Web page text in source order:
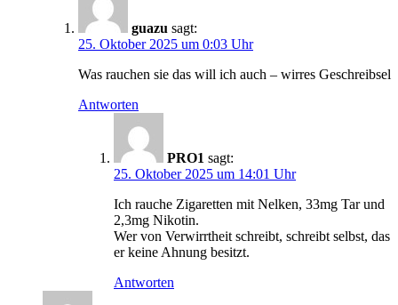
guazu sagt:
25. Oktober 2025 um 0:03 Uhr
Was rauchen sie das will ich auch – wirres Geschreibsel
Antworten
PRO1 sagt:
25. Oktober 2025 um 14:01 Uhr
Ich rauche Zigaretten mit Nelken, 33mg Tar und
2,3mg Nikotin.
Wer von Verwirrtheit schreibt, schreibt selbst, das
er keine Ahnung besitzt.
Antworten